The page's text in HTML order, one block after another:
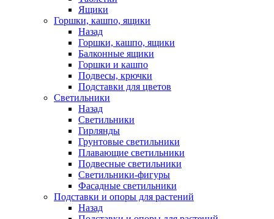
Ящики
Горшки, кашпо, ящики
Назад
Горшки, кашпо, ящики
Балконные ящики
Горшки и кашпо
Подвесы, крючки
Подставки для цветов
Светильники
Назад
Светильники
Гирлянды
Грунтовые светильники
Плавающие светильники
Подвесные светильники
Светильники-фигуры
Фасадные светильники
Подставки и опоры для растений
Назад